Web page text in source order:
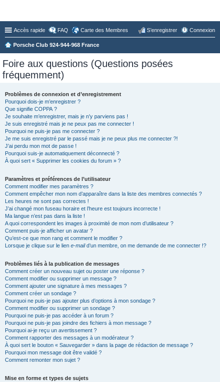
Accès rapide FAQ Carte des Membres Connexion
S’enregistrer
Porsche Club 924-944-968 France
Foire aux questions (Questions posées
fréquemment)
Problèmes de connexion et d’enregistrement
Pourquoi dois-je m’enregistrer ?
Que signifie COPPA ?
Je souhaite m’enregistrer, mais je n’y parviens pas !
Je suis enregistré mais je ne peux pas me connecter !
Pourquoi ne puis-je pas me connecter ?
Je me suis enregistré par le passé mais je ne peux plus me connecter ?!
J’ai perdu mon mot de passe !
Pourquoi suis-je automatiquement déconnecté ?
À quoi sert « Supprimer les cookies du forum » ?
Paramètres et préférences de l’utilisateur
Comment modifier mes paramètres ?
Comment empêcher mon nom d’apparaître dans la liste des membres connectés ?
Les heures ne sont pas correctes !
J’ai changé mon fuseau horaire et l’heure est toujours incorrecte !
Ma langue n’est pas dans la liste !
A quoi correspondent les images à proximité de mon nom d’utilisateur ?
Comment puis-je afficher un avatar ?
Qu’est-ce que mon rang et comment le modifier ?
Lorsque je clique sur le lien e-maild’un membre, on me demande de me connecter !?
Problèmes liés à la publication de messages
Comment créer un nouveau sujet ou poster une réponse ?
Comment modifier ou supprimer un message ?
Comment ajouter une signature à mes messages ?
Comment créer un sondage ?
Pourquoi ne puis-je pas ajouter plus d’options à mon sondage ?
Comment modifier ou supprimer un sondage ?
Pourquoi ne puis-je pas accéder à un forum ?
Pourquoi ne puis-je pas joindre des fichiers à mon message ?
Pourquoi ai-je reçu un avertissement ?
Comment rapporter des messages à un modérateur ?
À quoi sert le bouton « Sauvegarder » dans la page de rédaction de message ?
Pourquoi mon message doit être validé ?
Comment remonter mon sujet ?
Mise en forme et types de sujets